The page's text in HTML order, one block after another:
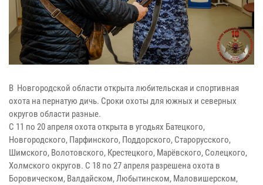
В Новгородской области открыта любительская и спортивная
охота на пернатую дичь. Сроки охоты для южных и северных
округов области разные.
С 11 по 20 апреля охота открыта в угодьях Батецкого,
Новгородского, Парфинского, Поддорского, Старорусского,
Шимского, Волотовского, Крестецкого, Марёвского, Солецкого,
Холмского округов. С 18 по 27 апреля разрешена охота в
Боровическом, Валдайском, Любытинском, Маловишерском,